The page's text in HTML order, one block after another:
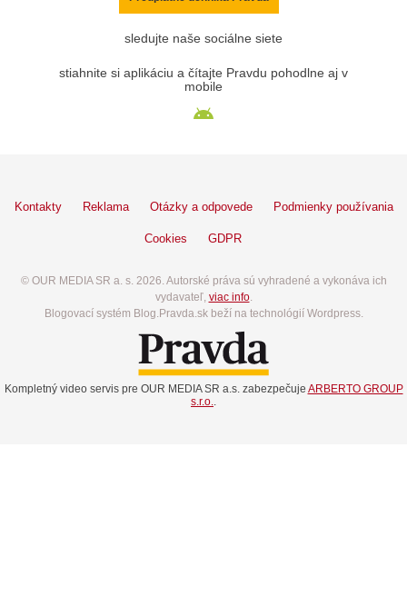
sledujte naše sociálne siete
stiahnite si aplikáciu a čítajte Pravdu pohodlne aj v
mobile
Kontakty Reklama Otázky a odpovede Podmienky používania
Cookies GDPR
© OUR MEDIA SR a. s. 2026. Autorské práva sú vyhradené a vykonáva ich
vydavateľ, viac info.
Blogovací systém Blog.Pravda.sk beží na technológií Wordpress.
Kompletný video servis pre OUR MEDIA SR a.s. zabezpečuje ARBERTO GROUP
s.r.o..